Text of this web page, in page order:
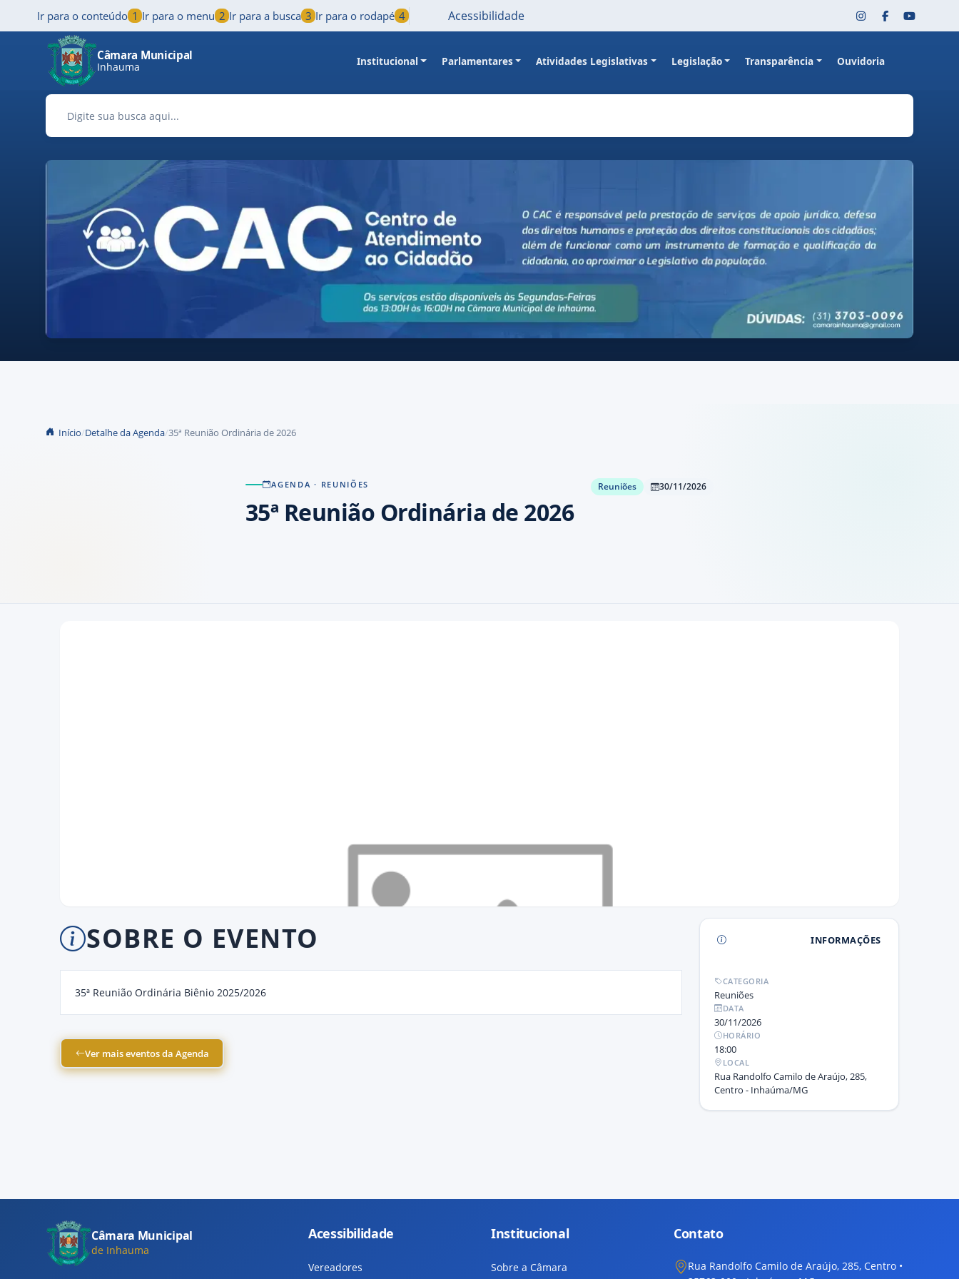
Pular para o conteúdo principal
Ir para o conteúdo 1 Ir para o menu 2 Ir para a busca 3 Ir para o rodapé 4 Acessibilidade
Câmara Municipal
Inhauma Institucional Parlamentares Atividades Legislativas Legislação Transparência Ouvidoria
Início Detalhe da Agenda 35ª Reunião Ordinária de 2026
AGENDA · REUNIÕES
35ª Reunião Ordinária de 2026
Reuniões 30/11/2026
SOBRE O EVENTO
35ª Reunião Ordinária Biênio 2025/2026
Ver mais eventos da Agenda
INFORMAÇÕES
CATEGORIA
Reuniões
DATA
30/11/2026
HORÁRIO
18:00
LOCAL
Rua Randolfo Camilo de Araújo, 285,
Centro - Inhaúma/MG
Câmara Municipal
de Inhauma
Acessibilidade
Vereadores
Institucional
Sobre a Câmara
Contato
Rua Randolfo Camilo de Araújo, 285, Centro •